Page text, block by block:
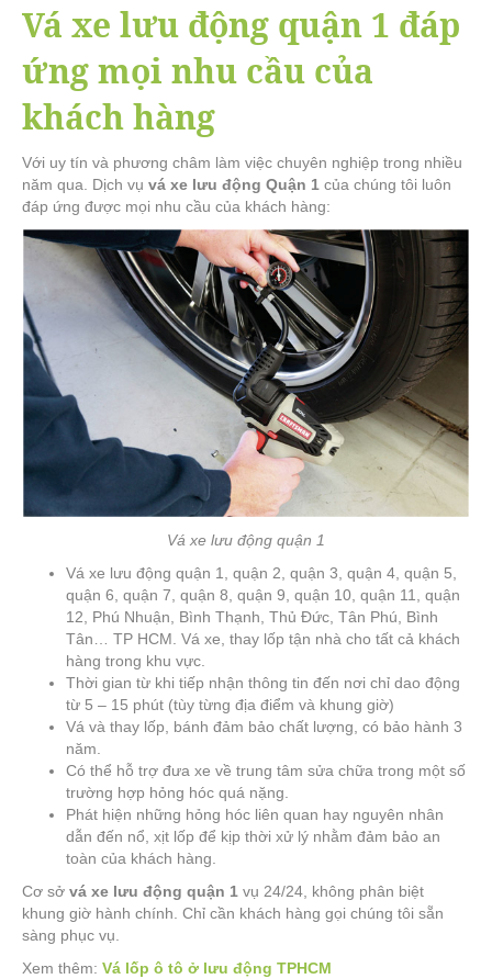
Vá xe lưu động quận 1 đáp
ứng mọi nhu cầu của
khách hàng
Với uy tín và phương châm làm việc chuyên nghiệp trong nhiều
năm qua. Dịch vụ vá xe lưu động Quận 1 của chúng tôi luôn
đáp ứng được mọi nhu cầu của khách hàng:
Vá xe lưu động quận 1
Vá xe lưu động quận 1, quận 2, quận 3, quận 4, quận 5,
quận 6, quận 7, quận 8, quận 9, quận 10, quận 11, quận
12, Phú Nhuận, Bình Thạnh, Thủ Đức, Tân Phú, Bình
Tân… TP HCM. Vá xe, thay lốp tận nhà cho tất cả khách
hàng trong khu vực.
Thời gian từ khi tiếp nhận thông tin đến nơi chỉ dao động
từ 5 – 15 phút (tùy từng địa điểm và khung giờ)
Vá và thay lốp, bánh đảm bảo chất lượng, có bảo hành 3
năm.
Có thể hỗ trợ đưa xe về trung tâm sửa chữa trong một số
trường hợp hỏng hóc quá nặng.
Phát hiện những hỏng hóc liên quan hay nguyên nhân
dẫn đến nổ, xịt lốp để kịp thời xử lý nhằm đảm bảo an
toàn của khách hàng.
Cơ sở vá xe lưu động quận 1 vụ 24/24, không phân biệt
khung giờ hành chính. Chỉ cần khách hàng gọi chúng tôi sẵn
sàng phục vụ.
Xem thêm: Vá lốp ô tô ở lưu động TPHCM